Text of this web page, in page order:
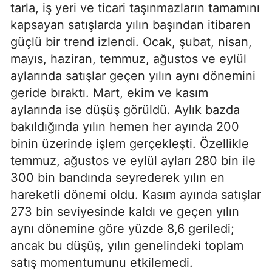
tarla, iş yeri ve ticari taşınmazların tamamını
kapsayan satışlarda yılın başından itibaren
güçlü bir trend izlendi. Ocak, şubat, nisan,
mayıs, haziran, temmuz, ağustos ve eylül
aylarında satışlar geçen yılın aynı dönemini
geride bıraktı. Mart, ekim ve kasım
aylarında ise düşüş görüldü. Aylık bazda
bakıldığında yılın hemen her ayında 200
binin üzerinde işlem gerçekleşti. Özellikle
temmuz, ağustos ve eylül ayları 280 bin ile
300 bin bandında seyrederek yılın en
hareketli dönemi oldu. Kasım ayında satışlar
273 bin seviyesinde kaldı ve geçen yılın
aynı dönemine göre yüzde 8,6 geriledi;
ancak bu düşüş, yılın genelindeki toplam
satış momentumunu etkilemedi.